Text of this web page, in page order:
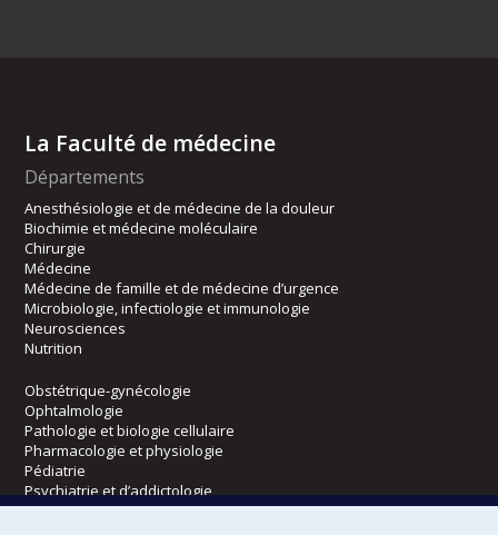
La Faculté de médecine
Départements
Anesthésiologie et de médecine de la douleur
Biochimie et médecine moléculaire
Chirurgie
Médecine
Médecine de famille et de médecine d’urgence
Microbiologie, infectiologie et immunologie
Neurosciences
Nutrition
Obstétrique-gynécologie
Ophtalmologie
Pathologie et biologie cellulaire
Pharmacologie et physiologie
Pédiatrie
Psychiatrie et d’addictologie
Radiologie, radio-oncologie et médecine nucléaire